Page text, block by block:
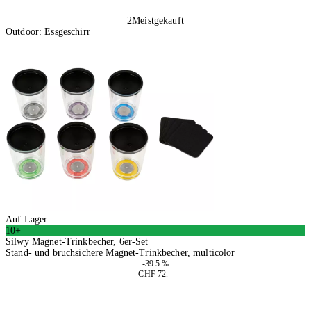
2Meistgekauft
Outdoor: Essgeschirr
Auf Lager:
10+
Silwy Magnet-Trinkbecher, 6er-Set
Stand- und bruchsichere Magnet-Trinkbecher, multicolor
-39.5 %
CHF 72.–